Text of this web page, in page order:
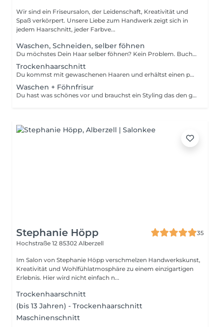
Wir sind ein Friseursalon, der Leidenschaft, Kreativität und
Spaß verkörpert. Unsere Liebe zum Handwerk zeigt sich in
jedem Haarschnitt, jeder Farbve...
Waschen, Schneiden, selber föhnen
Du möchstes Dein Haar selber föhnen? Kein Problem. Buche das Föhn-it-yourself paket.
Trockenhaarschnitt
Du kommst mit gewaschenen Haaren und erhältst einen perfekten Schnitt. Ohne waschen und föhnen
Waschen + Föhnfrisur
Du hast was schönes vor und brauchst ein Styling das den ganzen Tag hält? Dann ist eine Föhnfrisur das richtige. Wir waschen deine Haare, benutzen Festiger und kreiren nach deinen Wünschen ein Styling das dich strahlen lässt.
Stephanie Höpp
35
Hochstraße 12 85302 Alberzell
Im Salon von Stephanie Höpp verschmelzen Handwerkskunst,
Kreativität und Wohlfühlatmosphäre zu einem einzigartigen
Erlebnis. Hier wird nicht einfach n...
Trockenhaarschnitt
(bis 13 Jahren) - Trockenhaarschnitt
Maschinenschnitt